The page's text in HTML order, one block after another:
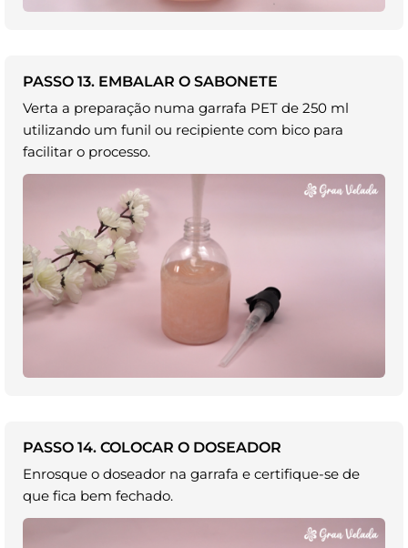
PASSO 13. EMBALAR O SABONETE
Verta a preparação numa garrafa PET de 250 ml
utilizando um funil ou recipiente com bico para
facilitar o processo.
PASSO 14. COLOCAR O DOSEADOR
Enrosque o doseador na garrafa e certifique-se de
que fica bem fechado.